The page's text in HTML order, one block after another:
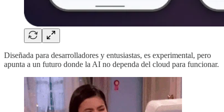
Diseñada para desarrolladores y entusiastas, es experimental, pero
apunta a un futuro donde la AI no dependa del cloud para funcionar.